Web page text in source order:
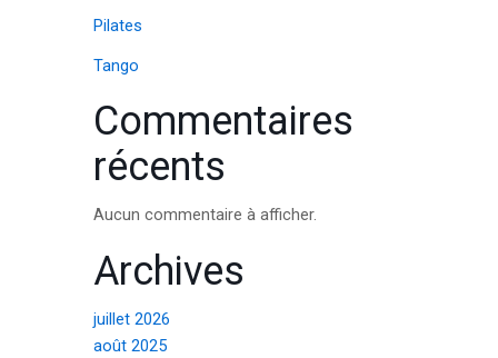
Pilates
Tango
Commentaires
récents
Aucun commentaire à afficher.
Archives
juillet 2026
août 2025